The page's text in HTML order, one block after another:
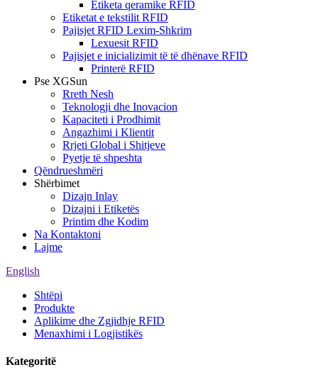
Etiketa qeramike RFID
Etiketat e tekstilit RFID
Pajisjet RFID Lexim-Shkrim
Lexuesit RFID
Pajisjet e inicializimit të të dhënave RFID
Printerë RFID
Pse XGSun
Rreth Nesh
Teknologji dhe Inovacion
Kapaciteti i Prodhimit
Angazhimi i Klientit
Rrjeti Global i Shitjeve
Pyetje të shpeshta
Qëndrueshmëri
Shërbimet
Dizajn Inlay
Dizajni i Etiketës
Printim dhe Kodim
Na Kontaktoni
Lajme
English
Shtëpi
Produkte
Aplikime dhe Zgjidhje RFID
Menaxhimi i Logjistikës
Kategoritë